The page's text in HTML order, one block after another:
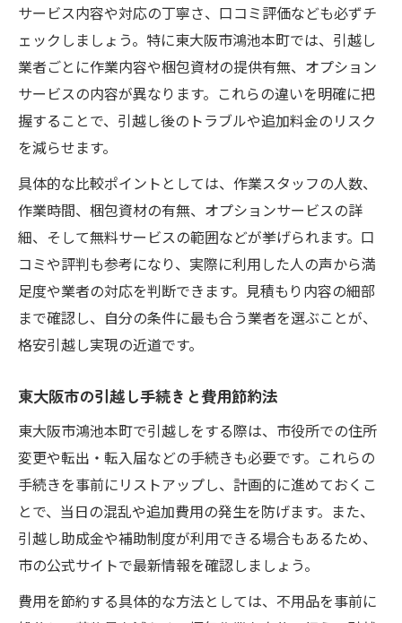
サービス内容や対応の丁寧さ、口コミ評価なども必ずチ
ェックしましょう。特に東大阪市鴻池本町では、引越し
業者ごとに作業内容や梱包資材の提供有無、オプション
サービスの内容が異なります。これらの違いを明確に把
握することで、引越し後のトラブルや追加料金のリスク
を減らせます。
具体的な比較ポイントとしては、作業スタッフの人数、
作業時間、梱包資材の有無、オプションサービスの詳
細、そして無料サービスの範囲などが挙げられます。口
コミや評判も参考になり、実際に利用した人の声から満
足度や業者の対応を判断できます。見積もり内容の細部
まで確認し、自分の条件に最も合う業者を選ぶことが、
格安引越し実現の近道です。
東大阪市の引越し手続きと費用節約法
東大阪市鴻池本町で引越しをする際は、市役所での住所
変更や転出・転入届などの手続きも必要です。これらの
手続きを事前にリストアップし、計画的に進めておくこ
とで、当日の混乱や追加費用の発生を防げます。また、
引越し助成金や補助制度が利用できる場合もあるため、
市の公式サイトで最新情報を確認しましょう。
費用を節約する具体的な方法としては、不用品を事前に